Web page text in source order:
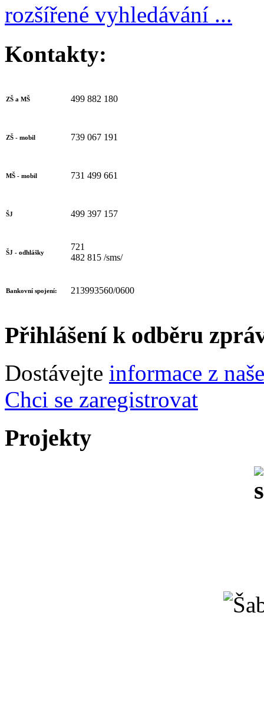
rozšířené vyhledávání ...
Kontakty:
ZŠ a MŠ 499 882 180
ZŠ - mobil 739 067 191
MŠ - mobil 731 499 661
ŠJ 499 397 157
ŠJ - odhlášky
721
482 815 /sms/
Bankovní spojení: 213993560/0600
Přihlášení k odběru
Dostávejte informace z
Chci se zaregistrovat
Projekty